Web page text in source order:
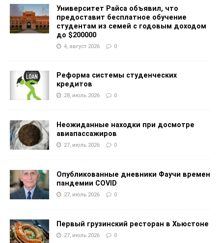
Университет Райса объявил, что
предоставит бесплатное обучение
студентам из семей с годовым доходом
до $200000
4, август 2026 0
Реформа системы студенческих
кредитов
28, июль 2026 0
Неожиданные находки при досмотре
авиапассажиров
27, июль 2026 0
Опубликованные дневники Фаучи времен
пандемии COVID
27, июль 2026 0
Первый грузинский ресторан в Хьюстоне
27, июль 2026 0